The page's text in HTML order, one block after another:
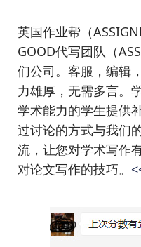
英国作业帮（
GOOD代写团队（
们公司。客服，编辑
力雄厚，无需多言。
学术能力的学生提供
过讨论的方式与我们
流，让您对学术写作
对论文写作的技巧。